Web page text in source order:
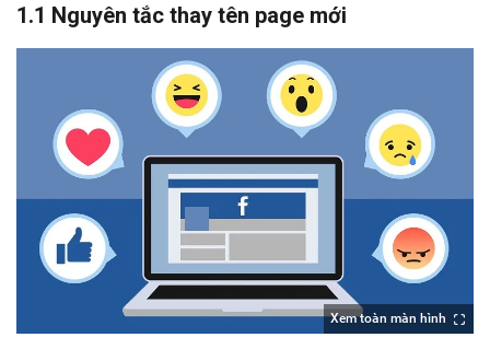
1.1 Nguyên tắc thay tên page mới
Xem toàn màn hình